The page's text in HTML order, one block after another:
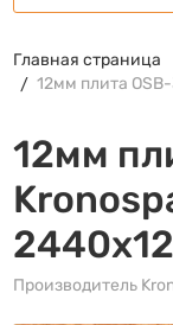
Главная страница
12мм плита
12мм
Производитель